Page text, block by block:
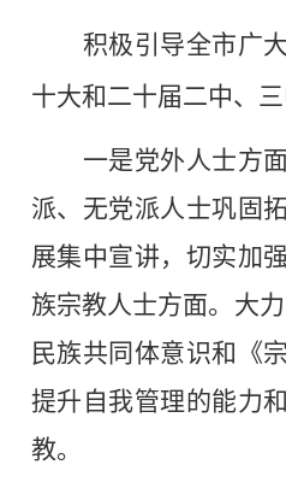
积极引导全市广
十大和二十届二中、
一是党外人士方
派、无党派人士巩固
展集中宣讲，切实加
族宗教人士方面。大
民族共同体意识和《
提升自我管理的能力
教。